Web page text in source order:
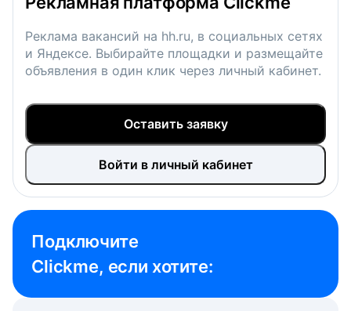
Реклама вакансий на hh.ru, в социальных сетях
и Яндексе. Выбирайте площадки и размещайте
объявления в один клик через личный кабинет.
Оставить заявку
Войти в личный кабинет
Подключите
Clickme, если хотите: